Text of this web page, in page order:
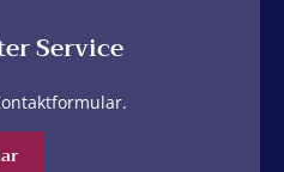
Service